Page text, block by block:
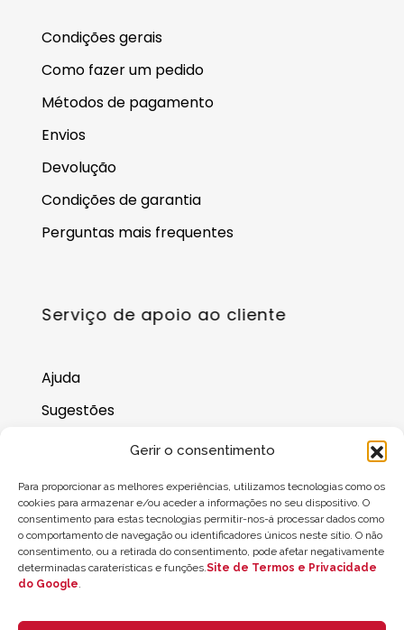
Gerir o consentimento
Para proporcionar as melhores experiências, utilizamos tecnologias como os
cookies para armazenar e/ou aceder a informações no seu dispositivo. O
consentimento para estas tecnologias permitir-nos-á processar dados como
o comportamento de navegação ou identificadores únicos neste sítio. O não
consentimento, ou a retirada do consentimento, pode afetar negativamente
determinadas caraterísticas e funções.Site de Termos e Privacidade
do Google.
Condições gerais
Como fazer um pedido
Métodos de pagamento
Envios
Devolução
Condições de garantia
Perguntas mais frequentes
Serviço de apoio ao cliente
Ajuda
Sugestões
Onde nos encontrar